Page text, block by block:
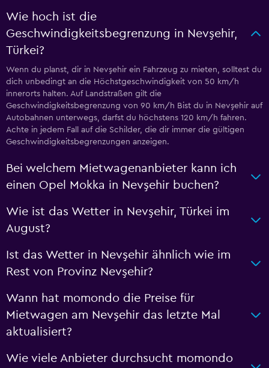
Wie hoch ist die
Geschwindigkeitsbegrenzung in Nevşehir,
Türkei?
Wenn du planst, dir in Nevşehir ein Fahrzeug zu mieten, solltest du
dich unbedingt an die Höchstgeschwindigkeit von 50 km/h
innerorts halten. Auf Landstraßen gilt die
Geschwindigkeitsbegrenzung von 90 km/h Bist du in Nevşehir auf
Autobahnen unterwegs, darfst du höchstens 120 km/h fahren.
Achte in jedem Fall auf die Schilder, die dir immer die gültigen
Geschwindigkeitsbegrenzungen anzeigen.
Bei welchem Mietwagenanbieter kann ich
einen Opel Mokka in Nevşehir buchen?
Wie ist das Wetter in Nevşehir, Türkei im
August?
Ist das Wetter in Nevşehir ähnlich wie im
Rest von Provinz Nevşehir?
Wann hat momondo die Preise für
Mietwagen am Nevşehir das letzte Mal
aktualisiert?
Wie viele Anbieter durchsucht momondo